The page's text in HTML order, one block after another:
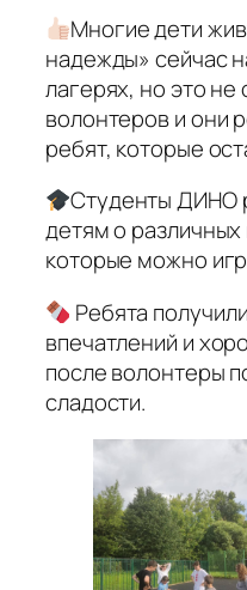
Многие дети
надежды» сейчас
лагерях, но это
волонтеров и они
ребят, которые
Студенты ДИНО
детям о
которые можно
Ребята
впечатлений и
после волонтеры
сладости.